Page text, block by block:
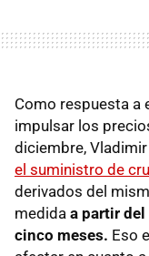
Como respuesta a
impulsar los
diciembre,
el suministro de
derivados del
medida a partir del
cinco meses. Eso